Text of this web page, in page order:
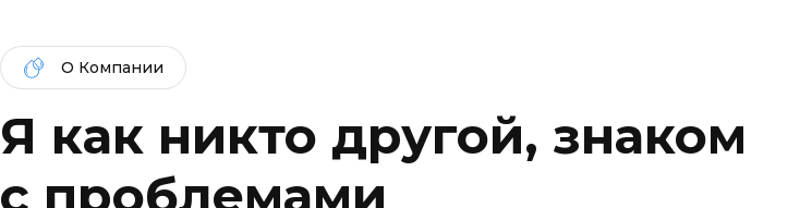
О Компании
Я как никто другой, знаком
c проблемами